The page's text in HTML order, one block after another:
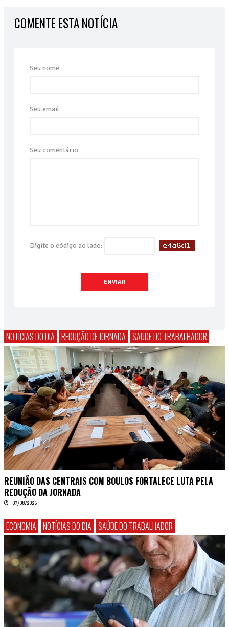
COMENTE ESTA NOTÍCIA
Seu nome
Seu email
Seu comentário
Digite o código ao lado:
ENVIAR
NOTÍCIAS DO DIA REDUÇÃO DE JORNADA SAÚDE DO TRABALHADOR
REUNIÃO DAS CENTRAIS COM BOULOS FORTALECE LUTA PELA
REDUÇÃO DA JORNADA
07/08/2026
ECONOMIA NOTÍCIAS DO DIA SAÚDE DO TRABALHADOR